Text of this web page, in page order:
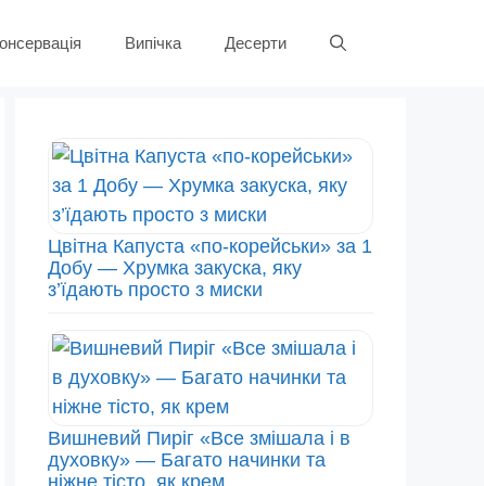
Випічка Десерти
Цвітна Капуста «по-корейськи» за 1
Добу — Хрумка закуска, яку
з’їдають просто з миски
Вишневий Пиріг «Все змішала і в
духовку» — Багато начинки та
ніжне тісто, як крем